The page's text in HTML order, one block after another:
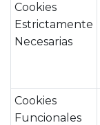
Cookies
Estrictamente
Necesarias
Cookies
Funcionales